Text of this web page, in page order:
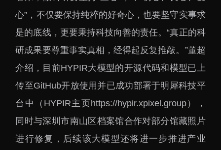
心”，不仅要保持纯粹的好奇心，也要坚守实事求
是的底线，更要秉持科技向善的责任。“真正的科
研成果要尊重事实真相，经得起反复推敲。”董超
介绍，目前HYPIR大模型的开源代码和模型已上
传至GitHub开放使用并已成功部署于明犀科技平
台中（HYPIR主页https://hypir.xpixel.group），
同时与深圳市南山区档案馆合作对部分馆藏照片
进行修复，后续该大模型还将进一步推进产业